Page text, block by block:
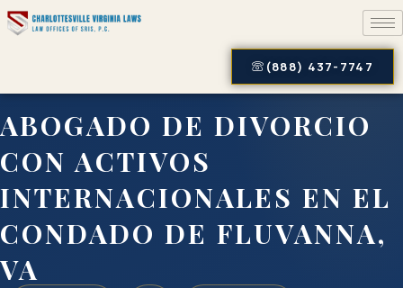
(888) 437-7747
ABOGADO DE DIVORCIO
CON ACTIVOS
INTERNACIONALES EN EL
CONDADO DE FLUVANNA,
VA